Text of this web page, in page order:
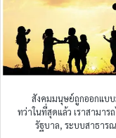
สังคมมนุษย์ถูกออกแบบ
ทว่าในที่สุดแล้ว เราสามาร
รัฐบาล, ระบบสาธาร